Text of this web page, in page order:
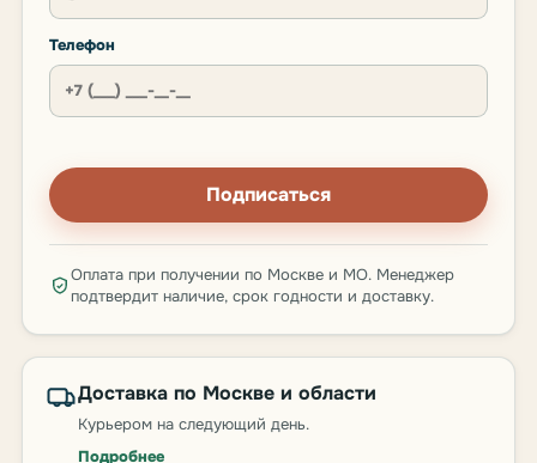
Телефон
Подписаться
Оплата при получении по Москве и МО. Менеджер
подтвердит наличие, срок годности и доставку.
Доставка по Москве и области
Курьером на следующий день.
Подробнее